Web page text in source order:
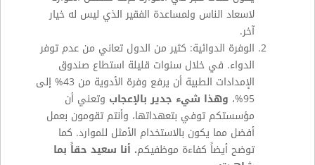
لاسعاد الناس ولمساعدة الفقير الذي ليس له خيار
آخر.
الوفرة الدوائية: كثير من الدول تعاني من عدم توفر
الدواء. في خلال سنوات قليلة استطاع صندوق
الإمدادات الطبية أن يرفع وفرة الأدوية من 43% إلى
95%،
وهذا شيء جدير بالإعجاب وتعني أن
مؤسستكم توفي بتعهداتها، وأنتم تقومون بعمل
أفضل مما يكون بالاستخدام الأمثل للموارد. كما
توضح أيضاً كفاءة موظفيكم. أنا سعيد حقاً بما